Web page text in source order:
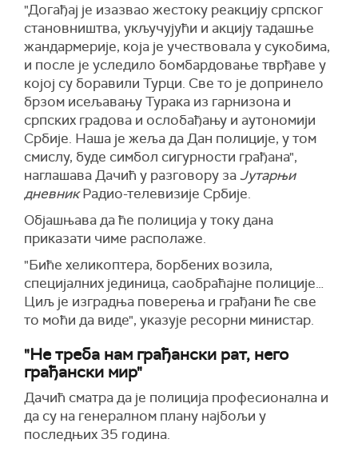
"Догађај је изазвао жестоку реакцију српског
становништва, укључујући и акцију тадашње
жандармерије, која је учествовала у сукобима,
и после је уследило бомбардовање тврђаве у
којој су боравили Турци. Све то је допринело
брзом исељавању Турака из гарнизона и
српских градова и ослобађању и аутономији
Србије. Наша је жеља да Дан полиције, у том
смислу, буде симбол сигурности грађана",
наглашава Дачић у разговору за Јутарњи
дневникРадио-телевизије Србије.
Објашњава да ће полиција у току дана
приказати чиме располаже.
"Биће хеликоптера, борбених возила,
специјалних јединица, саобраћајне полиције…
Циљ је изградња поверења и грађани ће све
то моћи да виде", указује ресорни министар.
"Не треба нам грађански рат, него
грађански мир"
Дачић сматра да је полиција професионална и
да су на генералном плану најбољи у
последњих 35 година.